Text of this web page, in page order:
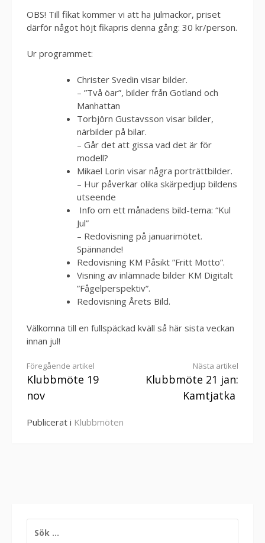
OBS! Till fikat kommer vi att ha julmackor, priset
därför något höjt fikapris denna gång: 30 kr/person.
Ur programmet:
Christer Svedin visar bilder.
– ”Två öar”, bilder från Gotland och
Manhattan
Torbjörn Gustavsson visar bilder,
närbilder på bilar.
– Går det att gissa vad det är för
modell?
Mikael Lorin visar några porträttbilder.
– Hur påverkar olika skärpedjup bildens
utseende
Info om ett månadens bild-tema: “Kul
Jul”
– Redovisning på januarimötet.
Spännande!
Redovisning KM Påsikt ”Fritt Motto”.
Visning av inlämnade bilder KM Digitalt
”Fågelperspektiv”.
Redovisning Årets Bild.
Välkomna till en fullspäckad kväll så här sista veckan
innan jul!
Fortsätt
läsa
Föregående artikel
Klubbmöte 19
nov
Nästa artikel
Klubbmöte 21 jan:
Kamtjatka
Publicerat i Klubbmöten
EFTER: